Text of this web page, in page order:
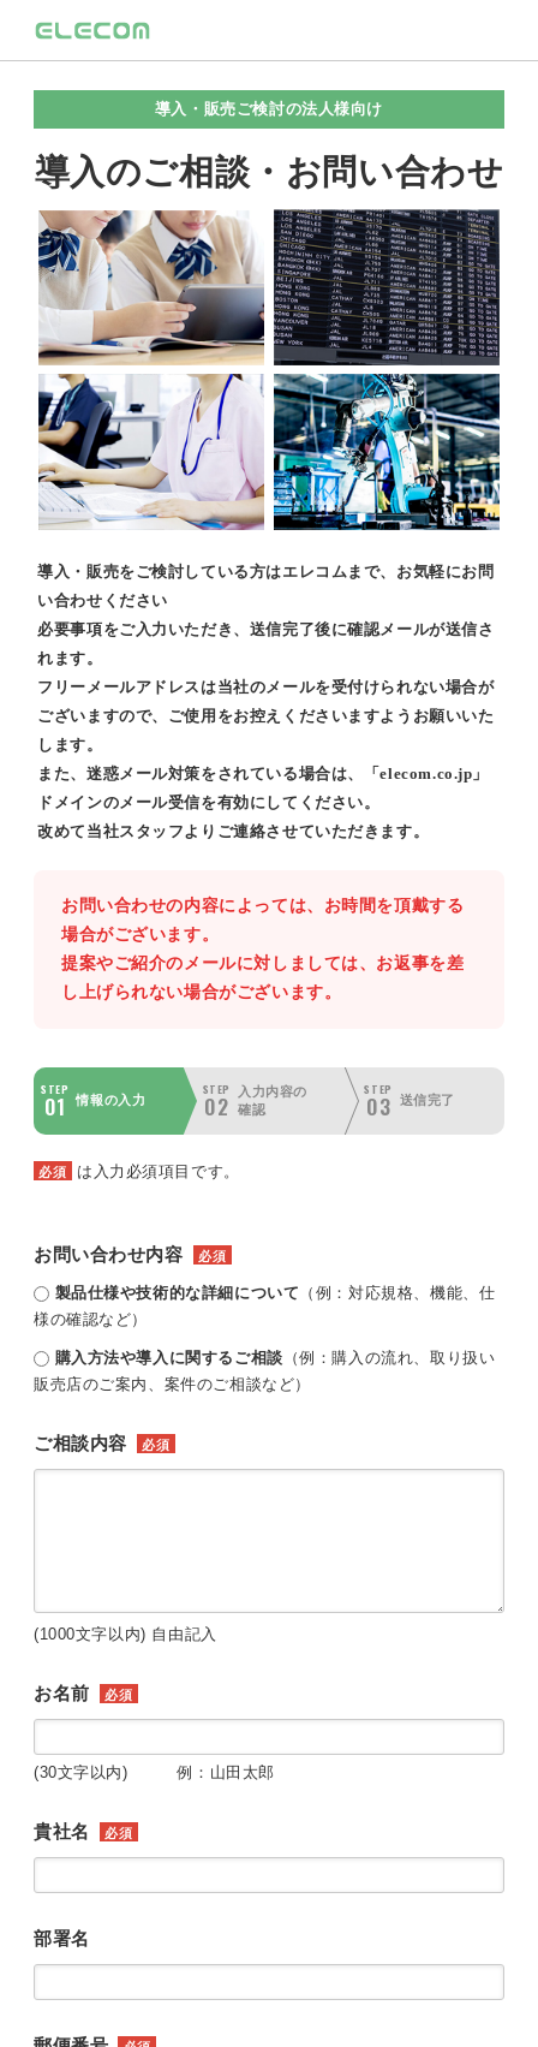
導入・販売ご検討の法人様向け
導入のご相談・お問い合わせ
導入・販売をご検討している方はエレコムまで、お気軽にお問
い合わせください
必要事項をご入力いただき、送信完了後に確認メールが送信さ
れます。
フリーメールアドレスは当社のメールを受付けられない場合が
ございますので、ご使用をお控えくださいますようお願いいた
します。
また、迷惑メール対策をされている場合は、「elecom.co.jp」
ドメインのメール受信を有効にしてください。
改めて当社スタッフよりご連絡させていただきます。
お問い合わせの内容によっては、お時間を頂戴する
場合がございます。
提案やご紹介のメールに対しましては、お返事を差
し上げられない場合がございます。
STEP
01 情報の入力
STEP
02
入力内容の
確認
STEP
03 送信完了
必須 は入力必須項目です。
お問い合わせ内容 必須
製品仕様や技術的な詳細について （例：対応規格、機能、仕
様の確認など）
購入方法や導入に関するご相談 （例：購入の流れ、取り扱い
販売店のご案内、案件のご相談など）
ご相談内容 必須
(1000文字以内) 自由記入
お名前 必須
(30文字以内) 例：山田太郎
貴社名 必須
部署名